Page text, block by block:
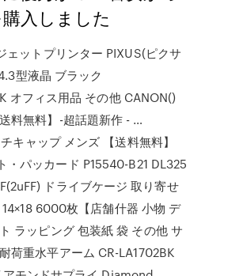
入しました
ェットプリンター PIXUS(ピクサ
型液晶 ブラック
オフィス用品 その他 CANON()
料無料】-超話題新作 - …
キャップ メンズ 【送料無料】
・パッカード P15540-B21 DL325
ドライブケージ 取り寄せ
6000枚【店舗什器 小物 デ
ラッピング 包装紙 袋 その他 サ
荷重水平アーム CR-LA1702BK